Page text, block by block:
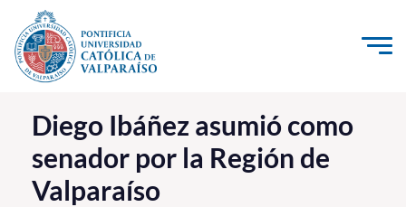
Click acá para ir directamente al contenido
La Universidad
Investigación, Creación e Innovación
PUCV Internacional
Diego Ibáñez asumió como
senador por la Región de
Valparaíso